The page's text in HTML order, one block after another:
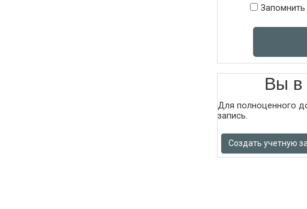
Запомнить
Вы в
Для полноценного
запись.
Создать учетную